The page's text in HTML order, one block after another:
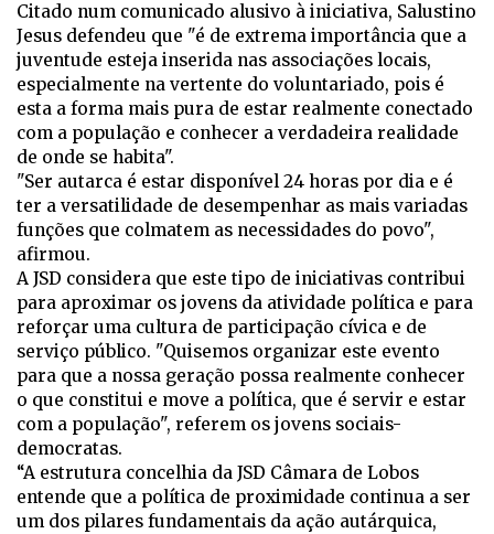
Citado num comunicado alusivo à iniciativa, Salustino
Jesus defendeu que "é de extrema importância que a
juventude esteja inserida nas associações locais,
especialmente na vertente do voluntariado, pois é
esta a forma mais pura de estar realmente conectado
com a população e conhecer a verdadeira realidade
de onde se habita".
"Ser autarca é estar disponível 24 horas por dia e é
ter a versatilidade de desempenhar as mais variadas
funções que colmatem as necessidades do povo",
afirmou.
A JSD considera que este tipo de iniciativas contribui
para aproximar os jovens da atividade política e para
reforçar uma cultura de participação cívica e de
serviço público. "Quisemos organizar este evento
para que a nossa geração possa realmente conhecer
o que constitui e move a política, que é servir e estar
com a população", referem os jovens sociais-
democratas.
“A estrutura concelhia da JSD Câmara de Lobos
entende que a política de proximidade continua a ser
um dos pilares fundamentais da ação autárquica,